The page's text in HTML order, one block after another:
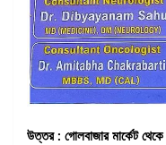
উত্তর : গোলবাজার মার্কেট